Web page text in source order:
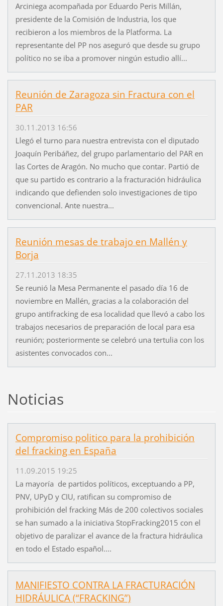
Arciniega acompañada por Eduardo Peris Millán,
presidente de la Comisión de Industria, los que
recibieron a los miembros de la Platforma. La
representante del PP nos aseguró que desde su grupo
político no se iba a promover ningún estudio allí...
Reunión de Zaragoza sin Fractura con el
PAR
30.11.2013 16:56
Llegó el turno para nuestra entrevista con el diputado
Joaquín Peribáñez, del grupo parlamentario del PAR en
las Cortes de Aragón. No mucho que contar. Partió de
que su partido es contrario a la fracturación hidráulica
indicando que defienden solo investigaciones de tipo
convencional. Ante nuestra...
Reunión mesas de trabajo en Mallén y
Borja
27.11.2013 18:35
Se reunió la Mesa Permanente el pasado día 16 de
noviembre en Mallén, gracias a la colaboración del
grupo antifracking de esa localidad que llevó a cabo los
trabajos necesarios de preparación de local para esa
reunión; posteriormente se celebró una tertulia con los
asistentes convocados con...
Noticias
Compromiso politico para la prohibición
del fracking en España
11.09.2015 19:25
La mayoría de partidos políticos, exceptuando a PP,
PNV, UPyD y CIU, ratifican su compromiso de
prohibición del fracking Más de 200 colectivos sociales
se han sumado a la iniciativa StopFracking2015 con el
objetivo de paralizar el avance de la fractura hidráulica
en todo el Estado español....
MANIFIESTO CONTRA LA FRACTURACIÓN
HIDRÁULICA (“FRACKING”)